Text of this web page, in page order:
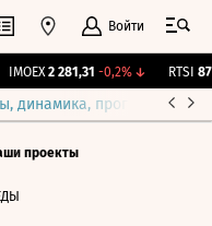
Войти
IMOEX 2 281,31 -0,2%↓ RTSI
динамика, прогнозы
проекты